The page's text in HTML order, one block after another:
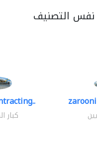
نفس التصنيف
كبار